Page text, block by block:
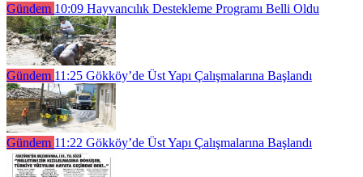
Gündem 10:09 Hayvancılık Destekleme Programı Belli Oldu
Gündem 11:25 Gökköy’de Üst Yapı Çalışmalarına Başlandı
Gündem 11:22 Gökköy’de Üst Yapı Çalışmalarına Başlandı